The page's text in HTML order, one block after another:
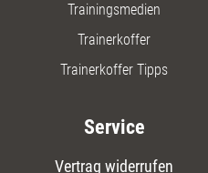
Trainingsmedien
Trainerkoffer
Trainerkoffer Tipps
Service
Vertrag widerrufen